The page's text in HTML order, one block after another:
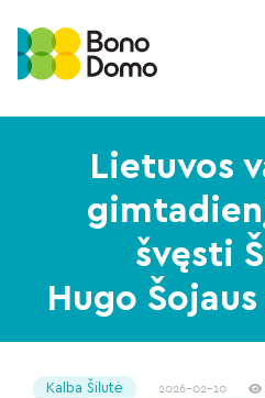
Lietuvos
švęsti
Hugo
Kalba Šilutė 2026-02-10